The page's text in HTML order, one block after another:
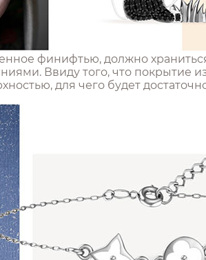
финифтью, должно
Ввиду того, что покрытие
для чего будет